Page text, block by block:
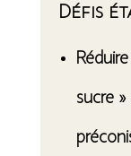
Défis
sucre »